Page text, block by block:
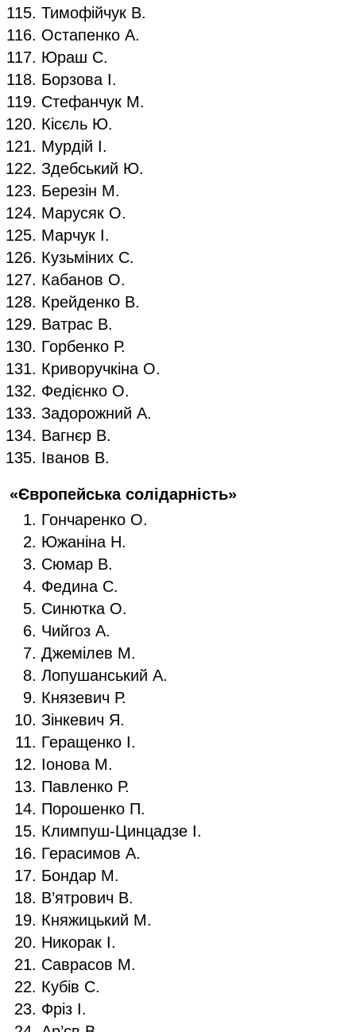
Тимофійчук В.
Остапенко А.
Юраш С.
Борзова І.
Стефанчук М.
Кісєль Ю.
Мурдій І.
Здебський Ю.
Березін М.
Марусяк О.
Марчук І.
Кузьміних С.
Кабанов О.
Крейденко В.
Ватрас В.
Горбенко Р.
Криворучкіна О.
Федієнко О.
Задорожний А.
Вагнєр В.
Іванов В.
«Європейська солідарність»
Гончаренко О.
Южаніна Н.
Сюмар В.
Федина С.
Синютка О.
Чийгоз А.
Джемілев М.
Лопушанський А.
Князевич Р.
Зінкевич Я.
Геращенко І.
Іонова М.
Павленко Р.
Порошенко П.
Климпуш-Цинцадзе І.
Герасимов А.
Бондар М.
В’ятрович В.
Княжицький М.
Никорак І.
Саврасов М.
Кубів С.
Фріз І.